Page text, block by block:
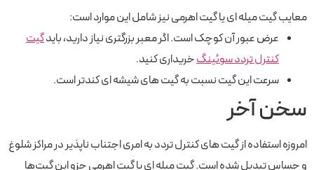
معایب گیت میله ای یا گیت اهرمی نیز شامل این موارد است:
عرض عبور آن کوچک است. اگر معبر بزرگتری نیاز دارید، بایدگیت
کنترل تردد سوئینگخریداری کنید.
سرعت این گیت نسبت به گیت های شیشه ای کندتر است.
سخن آخر
امروزه استفاده از گیت های کنترل تردد به امری اجتناب ناپذیر در مراکز شلوغ
و حساس تبدیل شده است. گیت میله ای یا گیت اهرمی جزو این گیت‌ها